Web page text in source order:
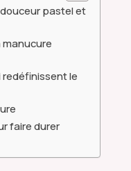
pastel et
manucure
redéfinissent le
faire durer